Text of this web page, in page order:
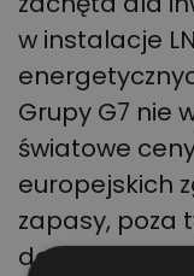
w instalacje
Grupy G7 nie
światowe
europejskich
zapasy, poza
dostawy z